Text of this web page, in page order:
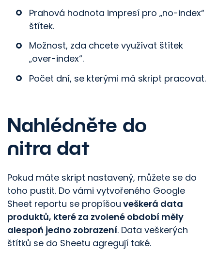
Prahová hodnota impresí pro „no-index“
štítek.
Možnost, zda chcete využívat štítek
„over-index“.
Počet dní, se kterými má skript pracovat.
Nahlédněte do
nitra dat
Pokud máte skript nastavený, můžete se do
toho pustit. Do vámi vytvořeného Google
Sheet reportu se propíšou veškerá data
produktů, které za zvolené období měly
alespoň jedno zobrazení. Data veškerých
štítků se do Sheetu agregují také.